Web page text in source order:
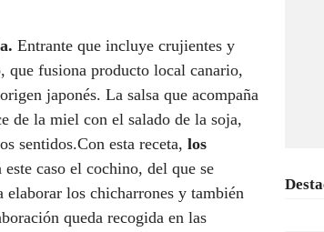
Entrante que incluye crujientes y
que fusiona producto local canario,
japonés. La salsa que acompaña
de la miel con el salado de la soja,
sentidos.Con esta receta, los
este caso el cochino, del que se
los chicharrones y también
queda recogida en las